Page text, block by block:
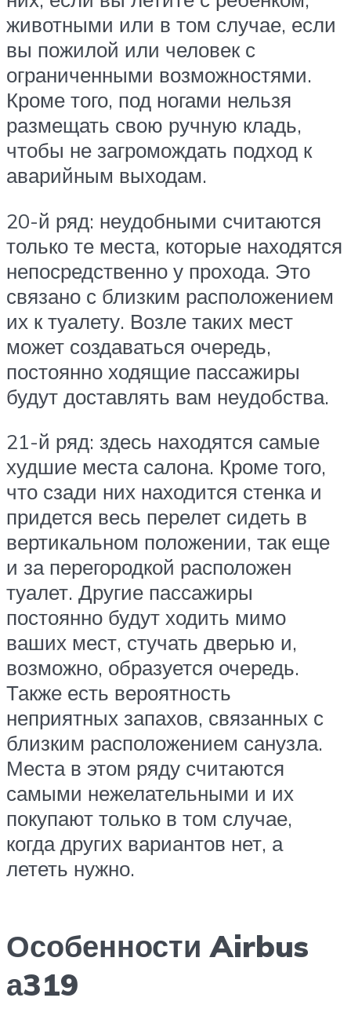
животными или в том случае, если
вы пожилой или человек с
ограниченными возможностями.
Кроме того, под ногами нельзя
размещать свою ручную кладь,
чтобы не загромождать подход к
аварийным выходам.
20-й ряд: неудобными считаются
только те места, которые находятся
непосредственно у прохода. Это
связано с близким расположением
их к туалету. Возле таких мест
может создаваться очередь,
постоянно ходящие пассажиры
будут доставлять вам неудобства.
21-й ряд: здесь находятся самые
худшие места салона. Кроме того,
что сзади них находится стенка и
придется весь перелет сидеть в
вертикальном положении, так еще
и за перегородкой расположен
туалет. Другие пассажиры
постоянно будут ходить мимо
ваших мест, стучать дверью и,
возможно, образуется очередь.
Также есть вероятность
неприятных запахов, связанных с
близким расположением санузла.
Места в этом ряду считаются
самыми нежелательными и их
покупают только в том случае,
когда других вариантов нет, а
лететь нужно.
Особенности Airbus
а319